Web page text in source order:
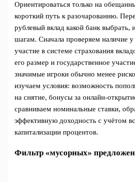
Ориентироваться только на
короткий путь к разочарованию.
рублевый вклад какой банк выбрать,
шагам. Сначала проверяем наличие у
участие в системе страхования
его размер и государственное
значимые игроки обычно менее
изучаем условия: возможность
на снятие, бонусы за
сравниваем номинальные ставки,
эффективную доходность с учётом
капитализации процентов.
Фильтр «мусорных»